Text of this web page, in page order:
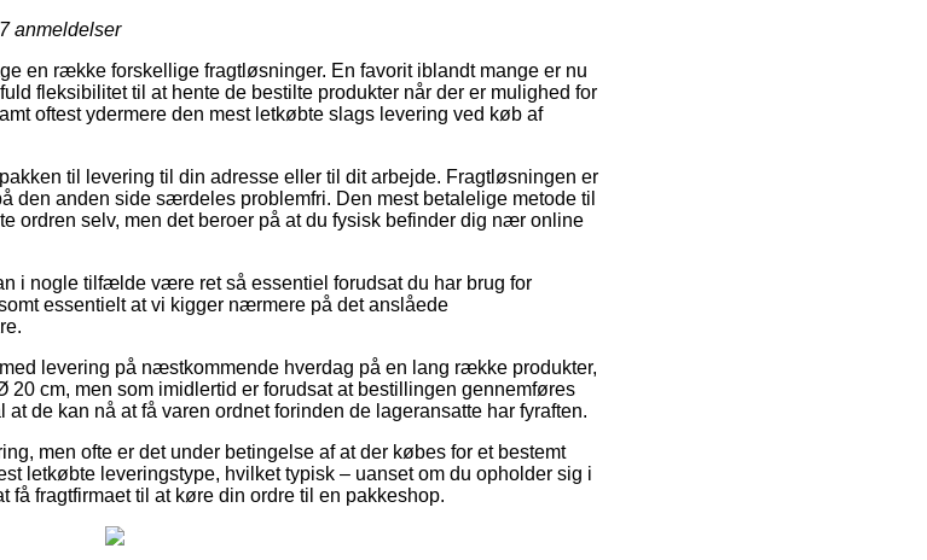
anmeldelser
en række forskellige fragtløsninger. En favorit iblandt mange er nu
fleksibilitet til at hente de bestilte produkter når der er mulighed for
oftest ydermere den mest letkøbte slags levering ved køb af
til levering til din adresse eller til dit arbejde. Fragtløsningen er
den anden side særdeles problemfri. Den mest betalelige metode til
ordren selv, men det beroer på at du fysisk befinder dig nær online
i nogle tilfælde være ret så essentiel forudsat du har brug for
essentielt at vi kigger nærmere på det anslåede
levering på næstkommende hverdag på en lang række produkter,
cm, men som imidlertid er forudsat at bestillingen gennemføres
de kan nå at få varen ordnet forinden de lageransatte har fyraften.
men ofte er det under betingelse af at der købes for et bestemt
letkøbte leveringstype, hvilket typisk – uanset om du opholder sig i
fragtfirmaet til at køre din ordre til en pakkeshop.